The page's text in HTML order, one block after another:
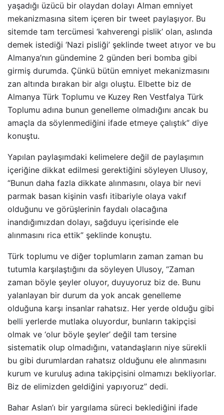
yaşadığı üzücü bir olaydan dolayı Alman emniyet
mekanizmasına sitem içeren bir tweet paylaşıyor. Bu
sitemde tam tercümesi ‘kahverengi pislik’ olan, aslında
demek istediği ‘Nazi pisliği’ şeklinde tweet atıyor ve bu
Almanya’nın gündemine 2 günden beri bomba gibi
girmiş durumda. Çünkü bütün emniyet mekanizmasını
zan altında bırakan bir algı oluştu. Elbette biz de
Almanya Türk Toplumu ve Kuzey Ren Vestfalya Türk
Toplumu adına bunun genelleme olmadığını ancak bu
amaçla da söylenmediğini ifade etmeye çalıştık” diye
konuştu.
Yapılan paylaşımdaki kelimelere değil de paylaşımın
içeriğine dikkat edilmesi gerektiğini söyleyen Ulusoy,
“Bunun daha fazla dikkate alınmasını, olaya bir nevi
parmak basan kişinin vasfı itibariyle olaya vakıf
olduğunu ve görüşlerinin faydalı olacağına
inandığımızdan dolayı, sağduyu içerisinde ele
alınmasını rica ettik” şeklinde konuştu.
Türk toplumu ve diğer toplumların zaman zaman bu
tutumla karşılaştığını da söyleyen Ulusoy, “Zaman
zaman böyle şeyler oluyor, duyuyoruz biz de. Bunu
yalanlayan bir durum da yok ancak genelleme
olduğuna karşı insanlar rahatsız. Her yerde olduğu gibi
belli yerlerde mutlaka oluyordur, bunların takipçisi
olmak ve ‘olur böyle şeyler’ değil tam tersine
sistematik olup olmadığını, vatandaşların niye sürekli
bu gibi durumlardan rahatsız olduğunu ele alınmasını
kurum ve kuruluş adına takipçisini olmamızı bekliyorlar.
Biz de elimizden geldiğini yapıyoruz” dedi.
Bahar Aslan’ı bir yargılama süreci beklediğini ifade